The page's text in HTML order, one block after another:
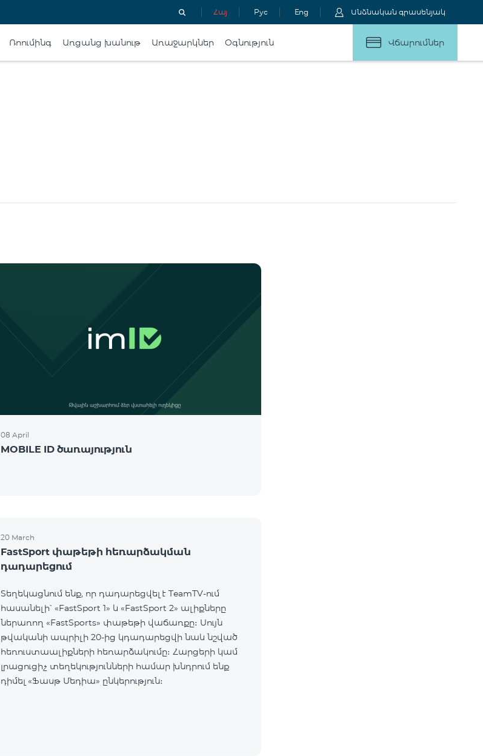
Հայ Рус Eng Անձնական գրասենյակ
Ռոումինգ Առցանց խանութ Առաջարկներ Օգնություն Վճարումներ
08 April
MOBILE ID ծառայություն
20 March
FastSport փաթեթի հեռարձակման
դադարեցում
Տեղեկացնում ենք, որ դադարեցվել է TeamTV-ում
հասանելի՝ «FastSport 1» և «FastSport 2» ալիքները
ներառող «FastSports» փաթեթի վաճառքը։ Սույն
թվականի ապրիլի 20-ից կդադարեցվի նաև նշված
հեռուստաալիքների հեռարձակումը։ Հարցերի կամ
լրացուցիչ տեղեկությունների համար խնդրում ենք
դիմել «Ֆասթ Մեդիա» ընկերություն։